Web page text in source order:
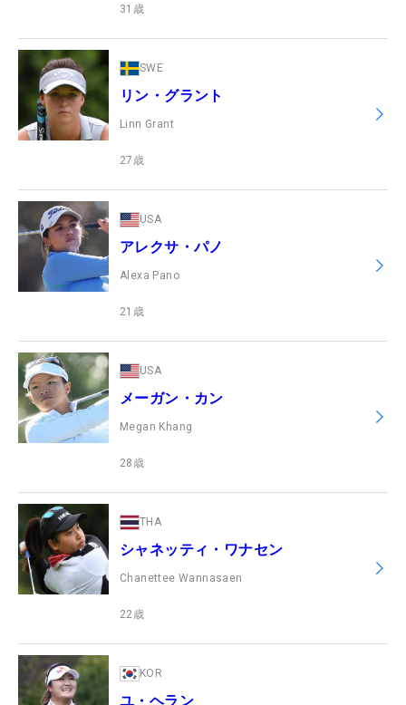
31 歳
SWE
リン・グラント
Linn Grant
27 歳
USA
アレクサ・パノ
Alexa Pano
21 歳
USA
メーガン・カン
Megan Khang
28 歳
THA
シャネッティ・ワナセン
Chanettee Wannasaen
22歳
KOR
ユ・ヘラン